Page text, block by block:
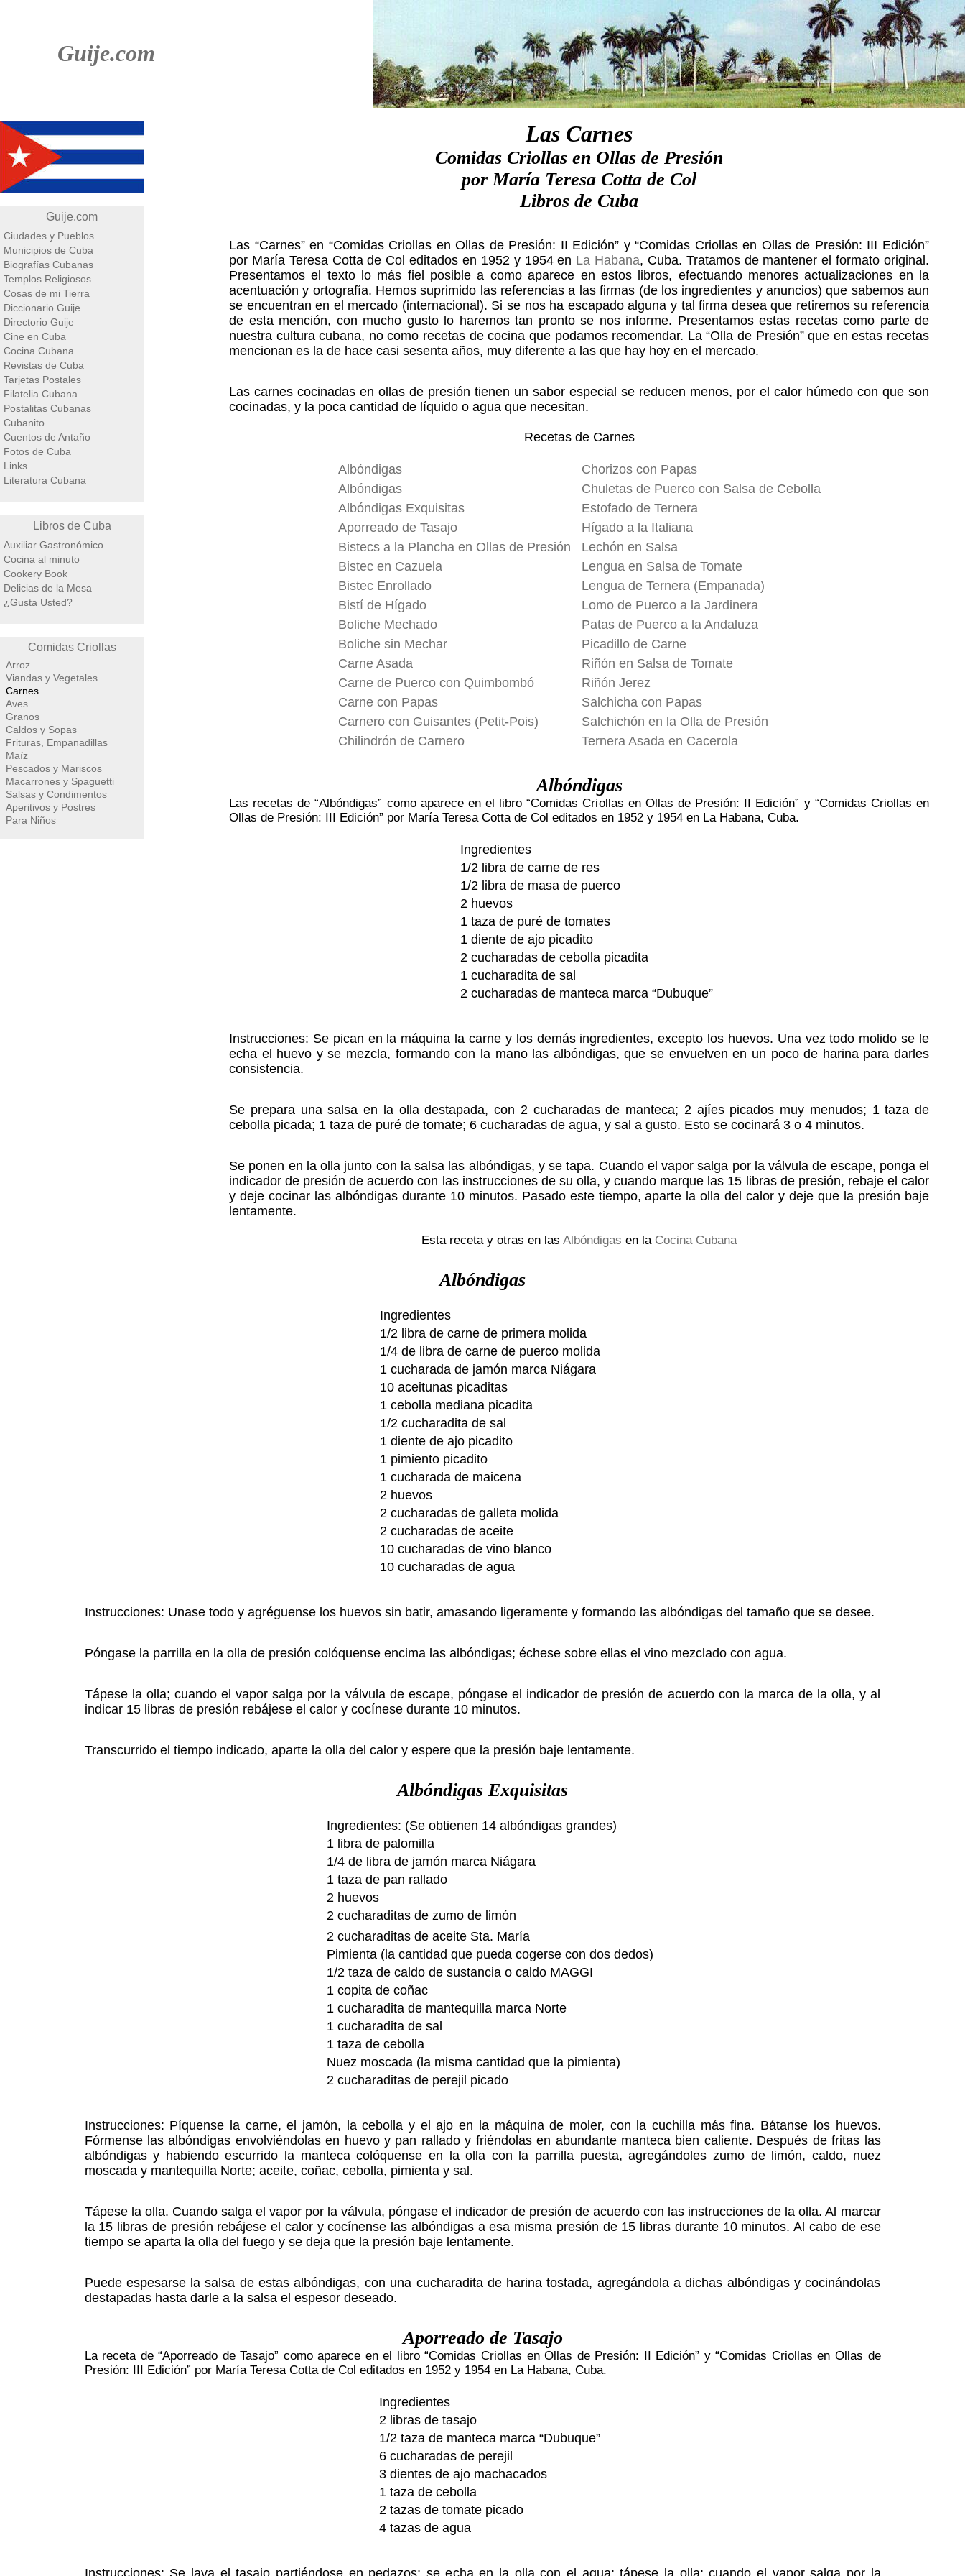
Guije.com
Guije.com
Ciudades y Pueblos
Municipios de Cuba
Biografías Cubanas
Templos Religiosos
Cosas de mi Tierra
Diccionario Guije
Directorio Guije
Cine en Cuba
Cocina Cubana
Revistas de Cuba
Tarjetas Postales
Filatelia Cubana
Postalitas Cubanas
Cubanito
Cuentos de Antaño
Fotos de Cuba
Links
Literatura Cubana
Libros de Cuba
Auxiliar Gastronómico
Cocina al minuto
Cookery Book
Delicias de la Mesa
¿Gusta Usted?
Comidas Criollas
Arroz
Viandas y Vegetales
Carnes
Aves
Granos
Caldos y Sopas
Frituras, Empanadillas
Maíz
Pescados y Mariscos
Macarrones y Spaguetti
Salsas y Condimentos
Aperitivos y Postres
Para Niños
Las Carnes
Comidas Criollas en Ollas de Presión
por María Teresa Cotta de Col
Libros de Cuba
Las “Carnes” en “Comidas Criollas en Ollas de Presión: II Edición” y “Comidas Criollas en Ollas de Presión: III Edición”
por María Teresa Cotta de Col editados en 1952 y 1954 en La Habana, Cuba. Tratamos de mantener el formato original.
Presentamos el texto lo más fiel posible a como aparece en estos libros, efectuando menores actualizaciones en la
acentuación y ortografía. Hemos suprimido las referencias a las firmas (de los ingredientes y anuncios) que sabemos aun
se encuentran en el mercado (internacional). Si se nos ha escapado alguna y tal firma desea que retiremos su referencia
de esta mención, con mucho gusto lo haremos tan pronto se nos informe. Presentamos estas recetas como parte de
nuestra cultura cubana, no como recetas de cocina que podamos recomendar. La “Olla de Presión” que en estas recetas
mencionan es la de hace casi sesenta años, muy diferente a las que hay hoy en el mercado.
Las carnes cocinadas en ollas de presión tienen un sabor especial se reducen menos, por el calor húmedo con que son
cocinadas, y la poca cantidad de líquido o agua que necesitan.
Recetas de Carnes
Albóndigas
Albóndigas
Albóndigas Exquisitas
Aporreado de Tasajo
Bistecs a la Plancha en Ollas de Presión
Bistec en Cazuela
Bistec Enrollado
Bistí de Hígado
Boliche Mechado
Boliche sin Mechar
Carne Asada
Carne de Puerco con Quimbombó
Carne con Papas
Carnero con Guisantes (Petit-Pois)
Chilindrón de Carnero
Chorizos con Papas
Chuletas de Puerco con Salsa de Cebolla
Estofado de Ternera
Hígado a la Italiana
Lechón en Salsa
Lengua en Salsa de Tomate
Lengua de Ternera (Empanada)
Lomo de Puerco a la Jardinera
Patas de Puerco a la Andaluza
Picadillo de Carne
Riñón en Salsa de Tomate
Riñón Jerez
Salchicha con Papas
Salchichón en la Olla de Presión
Ternera Asada en Cacerola
Albóndigas
Las recetas de “Albóndigas” como aparece en el libro “Comidas Criollas en Ollas de Presión: II Edición” y “Comidas Criollas en
Ollas de Presión: III Edición” por María Teresa Cotta de Col editados en 1952 y 1954 en La Habana, Cuba.
Ingredientes
1/2 libra de carne de res
1/2 libra de masa de puerco
2 huevos
1 taza de puré de tomates
1 diente de ajo picadito
2 cucharadas de cebolla picadita
1 cucharadita de sal
2 cucharadas de manteca marca “Dubuque”
Instrucciones: Se pican en la máquina la carne y los demás ingredientes, excepto los huevos. Una vez todo molido se le
echa el huevo y se mezcla, formando con la mano las albóndigas, que se envuelven en un poco de harina para darles
consistencia.
Se prepara una salsa en la olla destapada, con 2 cucharadas de manteca; 2 ajíes picados muy menudos; 1 taza de
cebolla picada; 1 taza de puré de tomate; 6 cucharadas de agua, y sal a gusto. Esto se cocinará 3 o 4 minutos.
Se ponen en la olla junto con la salsa las albóndigas, y se tapa. Cuando el vapor salga por la válvula de escape, ponga el
indicador de presión de acuerdo con las instrucciones de su olla, y cuando marque las 15 libras de presión, rebaje el calor
y deje cocinar las albóndigas durante 10 minutos. Pasado este tiempo, aparte la olla del calor y deje que la presión baje
lentamente.
Esta receta y otras en las Albóndigas en la Cocina Cubana
Albóndigas
Ingredientes
1/2 libra de carne de primera molida
1/4 de libra de carne de puerco molida
1 cucharada de jamón marca Niágara
10 aceitunas picaditas
1 cebolla mediana picadita
1/2 cucharadita de sal
1 diente de ajo picadito
1 pimiento picadito
1 cucharada de maicena
2 huevos
2 cucharadas de galleta molida
2 cucharadas de aceite
10 cucharadas de vino blanco
10 cucharadas de agua
Instrucciones: Unase todo y agréguense los huevos sin batir, amasando ligeramente y formando las albóndigas del tamaño que se desee.
Póngase la parrilla en la olla de presión colóquense encima las albóndigas; échese sobre ellas el vino mezclado con agua.
Tápese la olla; cuando el vapor salga por la válvula de escape, póngase el indicador de presión de acuerdo con la marca de la olla, y al
indicar 15 libras de presión rebájese el calor y cocínese durante 10 minutos.
Transcurrido el tiempo indicado, aparte la olla del calor y espere que la presión baje lentamente.
Albóndigas Exquisitas
Ingredientes: (Se obtienen 14 albóndigas grandes)
1 libra de palomilla
1/4 de libra de jamón marca Niágara
1 taza de pan rallado
2 huevos
2 cucharaditas de zumo de limón
2 cucharaditas de aceite Sta. María
Pimienta (la cantidad que pueda cogerse con dos dedos)
1/2 taza de caldo de sustancia o caldo MAGGI
1 copita de coñac
1 cucharadita de mantequilla marca Norte
1 cucharadita de sal
1 taza de cebolla
Nuez moscada (la misma cantidad que la pimienta)
2 cucharaditas de perejil picado
Instrucciones: Píquense la carne, el jamón, la cebolla y el ajo en la máquina de moler, con la cuchilla más fina. Bátanse los huevos.
Fórmense las albóndigas envolviéndolas en huevo y pan rallado y friéndolas en abundante manteca bien caliente. Después de fritas las
albóndigas y habiendo escurrido la manteca colóquense en la olla con la parrilla puesta, agregándoles zumo de limón, caldo, nuez
moscada y mantequilla Norte; aceite, coñac, cebolla, pimienta y sal.
Tápese la olla. Cuando salga el vapor por la válvula, póngase el indicador de presión de acuerdo con las instrucciones de la olla. Al marcar
la 15 libras de presión rebájese el calor y cocínense las albóndigas a esa misma presión de 15 libras durante 10 minutos. Al cabo de ese
tiempo se aparta la olla del fuego y se deja que la presión baje lentamente.
Puede espesarse la salsa de estas albóndigas, con una cucharadita de harina tostada, agregándola a dichas albóndigas y cocinándolas
destapadas hasta darle a la salsa el espesor deseado.
Aporreado de Tasajo
La receta de “Aporreado de Tasajo” como aparece en el libro “Comidas Criollas en Ollas de Presión: II Edición” y “Comidas Criollas en Ollas de
Presión: III Edición” por María Teresa Cotta de Col editados en 1952 y 1954 en La Habana, Cuba.
Ingredientes
2 libras de tasajo
1/2 taza de manteca marca “Dubuque”
6 cucharadas de perejil
3 dientes de ajo machacados
1 taza de cebolla
2 tazas de tomate picado
4 tazas de agua
Instrucciones: Se lava el tasajo partiéndose en pedazos; se echa en la olla con el agua; tápese la olla; cuando el vapor salga por la